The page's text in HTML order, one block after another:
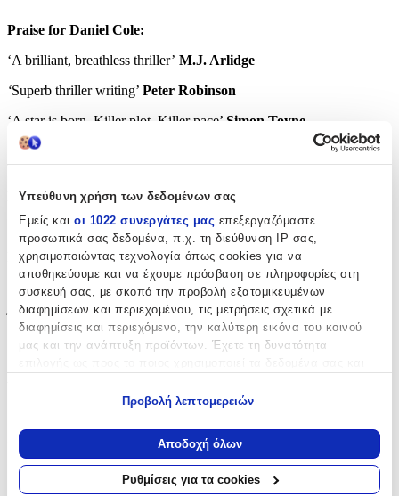
Υπεύθυνη χρήση των δεδομένων σας
Εμείς και οι 1022 συνεργάτες μας επεξεργαζόμαστε
προσωπικά σας δεδομένα, π.χ. τη διεύθυνση IP σας,
χρησιμοποιώντας τεχνολογία όπως cookies για να
αποθηκεύουμε και να έχουμε πρόσβαση σε πληροφορίες στη
συσκευή σας, με σκοπό την προβολή εξατομικευμένων
διαφημίσεων και περιεχομένου, τις μετρήσεις σχετικά με
διαφημίσεις και περιεχόμενο, την καλύτερη εικόνα του κοινού
μας και την ανάπτυξη προϊόντων. Έχετε τη δυνατότητα
Να συλλέξουμε πληροφορίες σχετικά με τη γεωγραφική
σας τοποθεσία, οι οποίες μπορεί να είναι ακριβείς σε
απόσταση μερικών μέτρων
Να αναγνωρίσουμε τη συσκευή σας σαρώνοντας ενεργά
Προβολή λεπτομερειών
Αποδοχή όλων
Ρυθμίσεις για τα cookies
Praise for Daniel Cole:
‘A brilliant, breathless thriller’ M.J. Arlidge
‘Superb thriller writing’ Peter Robinson
‘A star is born. Killer plot. Killer pace’ Simon Toyne
Χαρακτηριστικά
Συγγραφέας:
Daniel Cole
Εκδότης:
Orion (an Imprint of The Orion Publishing Group Ltd )
Έτος Έκδοσης
2021
Αριθμός Σελίδων:
Διαστάσεις
4.2x16x24